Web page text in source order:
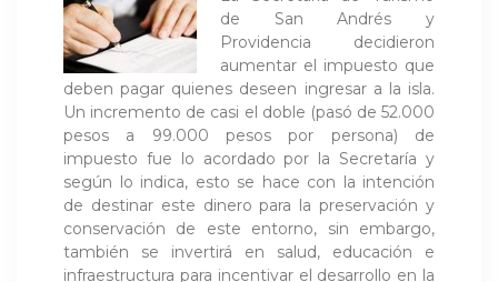
de San Andrés y
Providencia decidieron
aumentar el impuesto que
deben pagar quienes deseen ingresar a la isla.
Un incremento de casi el doble (pasó de 52.000
pesos a 99.000 pesos por persona) de
impuesto fue lo acordado por la Secretaría y
según lo indica, esto se hace con la intención
de destinar este dinero para la preservación y
conservación de este entorno, sin embargo,
también se invertirá en salud, educación e
infraestructura para incentivar el desarrollo en la